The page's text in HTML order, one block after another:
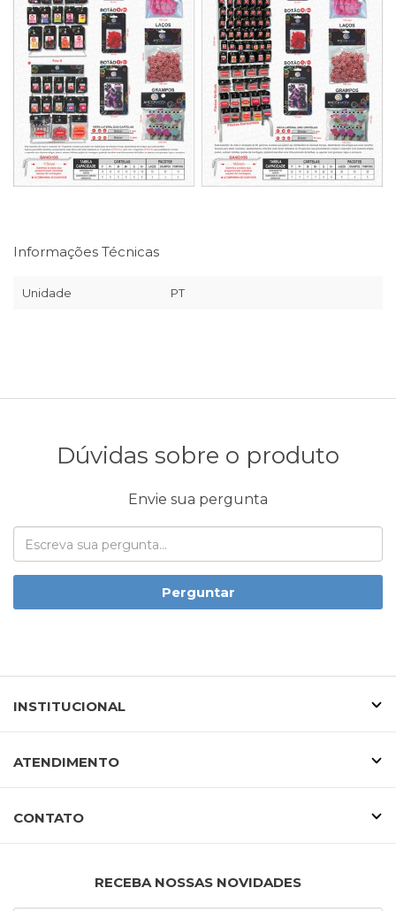
Informações Técnicas
Unidade PT
Dúvidas sobre o produto
Envie sua pergunta
Perguntar
INSTITUCIONAL
ATENDIMENTO
CONTATO
RECEBA NOSSAS NOVIDADES